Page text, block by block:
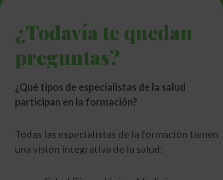
¿Todavía te quedan
preguntas?
¿Qué tipos de especialistas de la salud
participan en la formación?
Todas las especialistas de la formación tienen
una visión integrativa de la salud: